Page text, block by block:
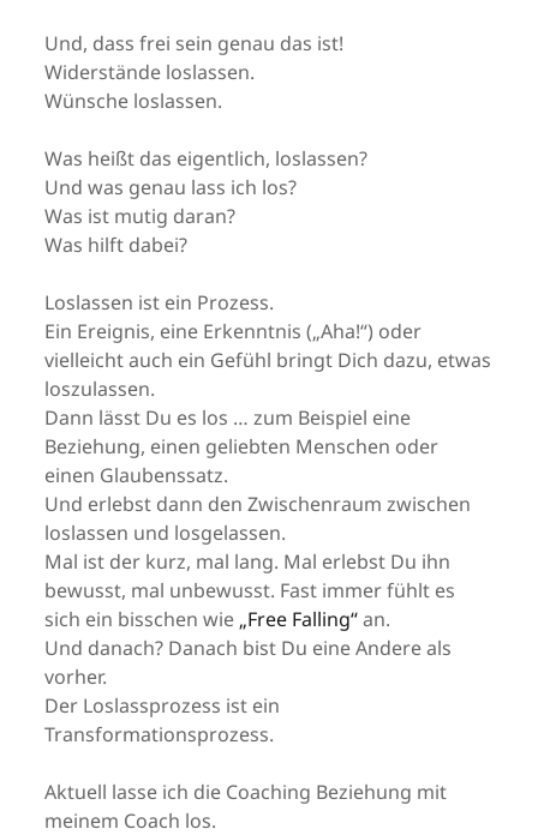
Und, dass frei sein genau das ist!
Widerstände loslassen.
Wünsche loslassen.
Was heißt das eigentlich, loslassen?
Und was genau lass ich los?
Was ist mutig daran?
Was hilft dabei?
Loslassen ist ein Prozess.
Ein Ereignis, eine Erkenntnis („Aha!“) oder
vielleicht auch ein Gefühl bringt Dich dazu, etwas
loszulassen.
Dann lässt Du es los … zum Beispiel eine
Beziehung, einen geliebten Menschen oder
einen Glaubenssatz.
Und erlebst dann den Zwischenraum zwischen
loslassen und losgelassen.
Mal ist der kurz, mal lang. Mal erlebst Du ihn
bewusst, mal unbewusst. Fast immer fühlt es
sich ein bisschen wie „Free Falling“an.
Und danach? Danach bist Du eine Andere als
vorher.
Der Loslassprozess ist ein
Transformationsprozess.
Aktuell lasse ich die Coaching Beziehung mit
meinem Coach los.